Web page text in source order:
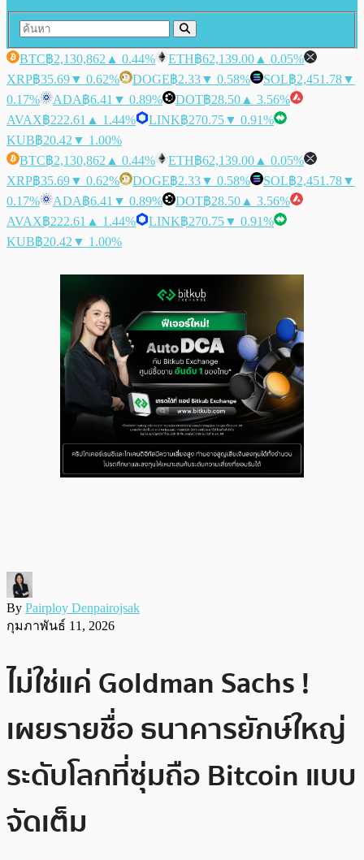
BTC฿2,130,862 ▲ 0.44% ETH฿62,139.00 ▲ 0.05%
XRP฿35.69▼ 0.62% DOGE฿2.33▼ 0.58% SOL฿2,451.78▼
0.17%
ADA฿6.41 ▼ 0.89% DOT฿28.50 ▲ 3.56%
AVAX฿222.61 ▲ 1.44% LINK฿270.75▼ 0.91%
KUB฿20.42 ▼ 1.00%
BTC฿2,130,862 ▲ 0.44% ETH฿62,139.00 ▲ 0.05%
XRP฿35.69▼ 0.62% DOGE฿2.33▼ 0.58% SOL฿2,451.78▼
0.17%
ADA฿6.41 ▼ 0.89% DOT฿28.50 ▲ 3.56%
AVAX฿222.61 ▲ 1.44% LINK฿270.75▼ 0.91%
KUB฿20.42 ▼ 1.00%
By Pairploy Denpairojsak
กุมภาพันธ์ 11, 2026
ไม่ใช่แค่ Goldman Sachs !
เผยรายชื่อ ธนาคารยักษ์ใหญ่
ระดับโลกที่ซุ่มถือ Bitcoin แบบ
จัดเต็ม